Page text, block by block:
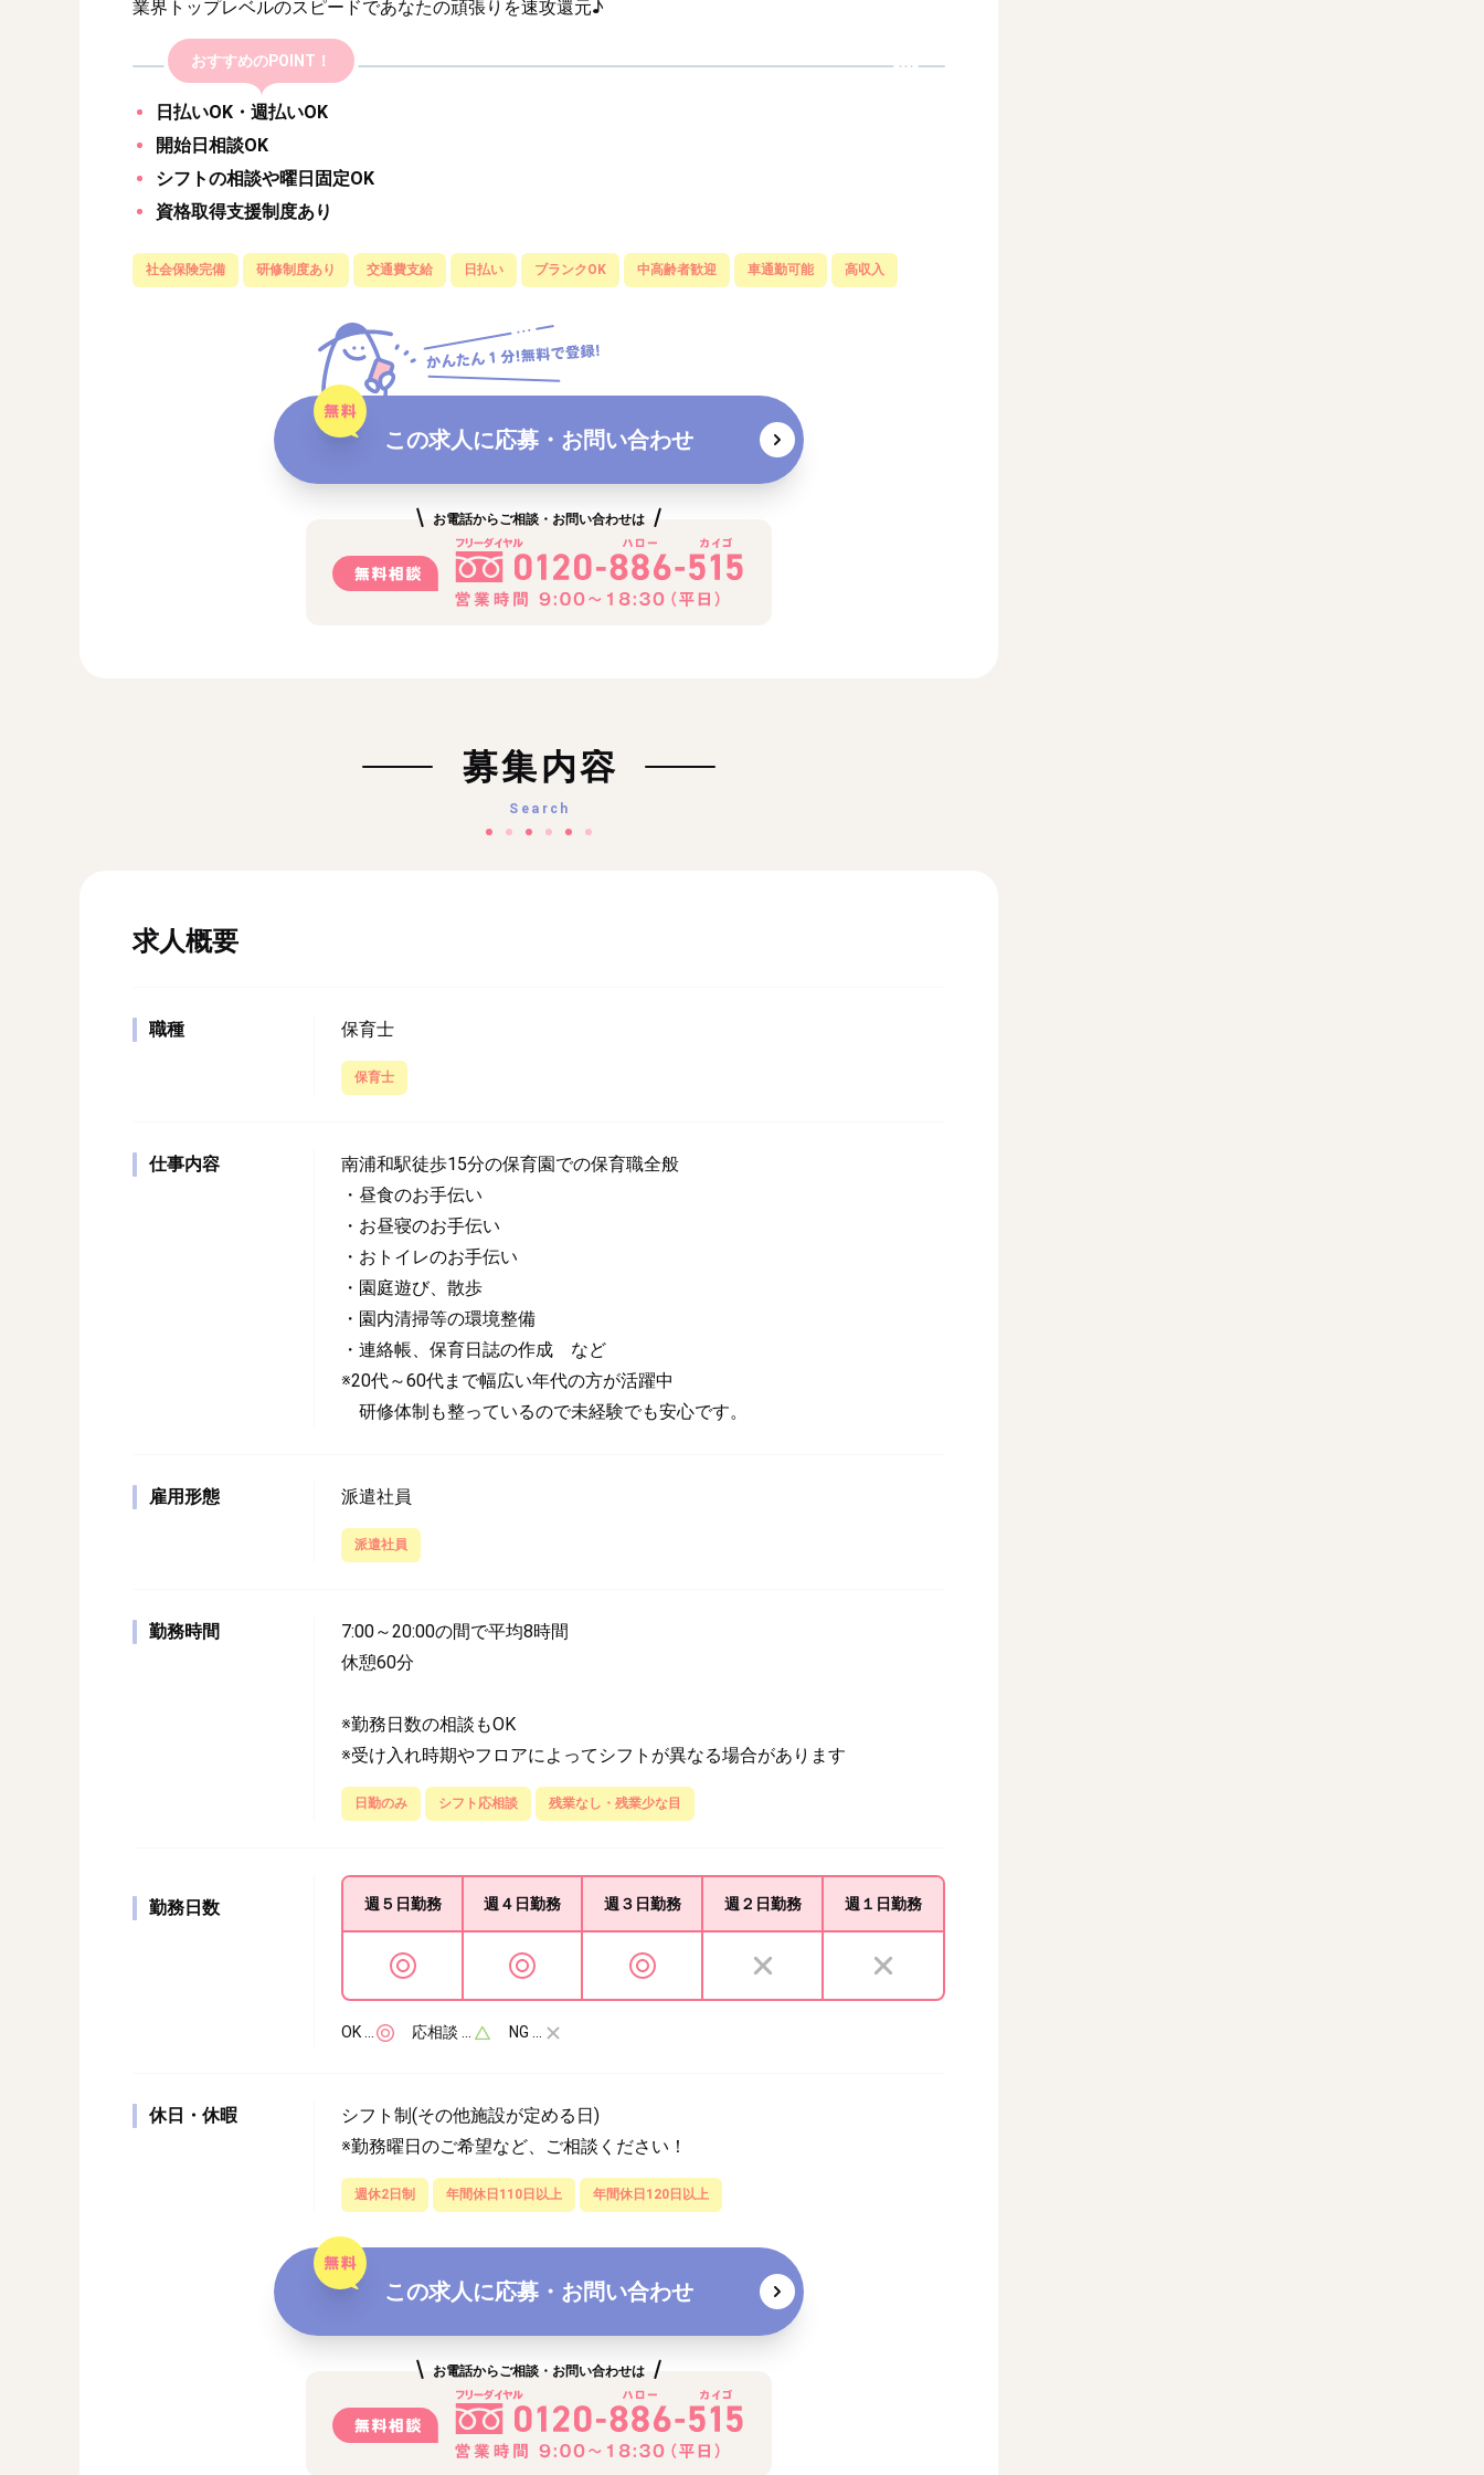
業界トップレベルのスピードであなたの頑張りを速攻還元♪
おすすめのPOINT！
日払いOK・週払いOK
開始日相談OK
シフトの相談や曜日固定OK
資格取得支援制度あり
社会保険完備 研修制度あり 交通費支給 日払い ブランクOK 中高齢者歓迎 車通勤可能 高収入
この求人に応募・お問い合わせ
お電話からご相談・お問い合わせは
募集内容
Search
求人概要
職種 保育士
保育士
仕事内容
南浦和駅徒歩15分の保育園での保育職全般
・昼食のお手伝い
・お昼寝のお手伝い
・おトイレのお手伝い
・園庭遊び、散歩
・園内清掃等の環境整備
・連絡帳、保育日誌の作成 など
※20代～60代まで幅広い年代の方が活躍中
研修体制も整っているので未経験でも安心です。
雇用形態 派遣社員
派遣社員
勤務時間
7:00～20:00の間で平均8時間
休憩60分
※勤務日数の相談もOK
※受け入れ時期やフロアによってシフトが異なる場合があります
日勤のみ シフト応相談 残業なし・残業少な目
勤務日数 週５日勤務 週４日勤務 週３日勤務 週２日勤務 週１日勤務
OK … 応相談 … NG …
休日・休暇
シフト制(その他施設が定める日)
※勤務曜日のご希望など、ご相談ください！
週休2日制 年間休日110日以上 年間休日120日以上
この求人に応募・お問い合わせ
お電話からご相談・お問い合わせは